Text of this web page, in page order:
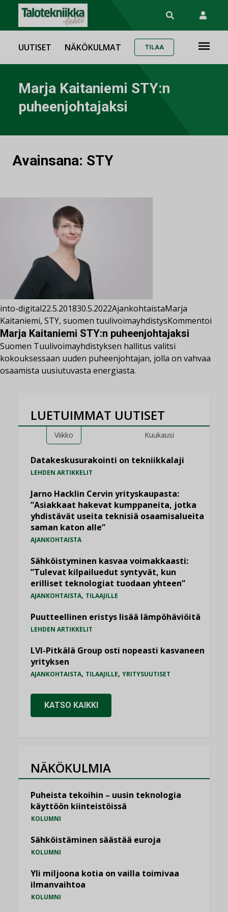
UUTISET NÄKÖKULMAT TILAA
Marja Kaitaniemi STY:n
puheenjohtajaksi
Avainsana: STY
into-digital22.5.201830.5.2022AjankohtaistaMarja
Kaitaniemi, STY, suomen tuulivoimayhdistysKommentoi
Marja Kaitaniemi STY:n puheenjohtajaksi
Suomen Tuulivoimayhdistyksen hallitus valitsi
kokouksessaan uuden puheenjohtajan, jolla on vahvaa
osaamista uusiutuvasta energiasta.
LUETUIMMAT UUTISET
Viikko Kuukausi
Datakeskusurakointi on tekniikkalaji
LEHDEN ARTIKKELIT
Jarno Hacklin Cervin yrityskaupasta:
”Asiakkaat hakevat kumppaneita, jotka
yhdistävät useita teknisiä osaamisalueita
saman katon alle”
AJANKOHTAISTA
Sähköistyminen kasvaa voimakkaasti:
”Tulevat kilpailuedut syntyvät, kun
erilliset teknologiat tuodaan yhteen”
AJANKOHTAISTA, TILAAJILLE
Puutteellinen eristys lisää lämpöhäviöitä
LEHDEN ARTIKKELIT
LVI-Pitkälä Group osti nopeasti kasvaneen
yrityksen
AJANKOHTAISTA, TILAAJILLE, YRITYSUUTISET
KATSO KAIKKI
NÄKÖKULMIA
Puheista tekoihin – uusin teknologia
käyttöön kiinteistöissä
KOLUMNI
Sähköistäminen säästää euroja
KOLUMNI
Yli miljoona kotia on vailla toimivaa
ilmanvaihtoa
KOLUMNI